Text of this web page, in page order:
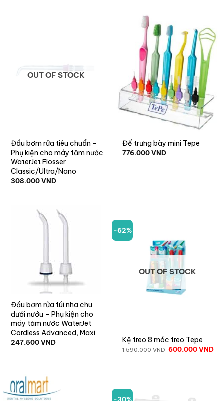
OUT OF STOCK
Đầu bơm rửa tiêu chuẩn –
Phụ kiện cho máy tăm nước
WaterJet Flosser
Classic/Ultra/Nano
308.000VND
Đế trưng bày mini Tepe
776.000VND
Đầu bơm rửa túi nha chu
dưới nướu – Phụ kiện cho
máy tăm nước WaterJet
Cordless Advanced, Maxi
247.500VND
-62%
OUT OF STOCK
Kệ treo 8 móc treo Tepe
1.590.000VND 600.000VND
-30%